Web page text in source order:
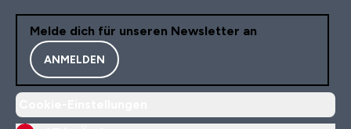
Melde dich für unseren Newsletter an
ANMELDEN